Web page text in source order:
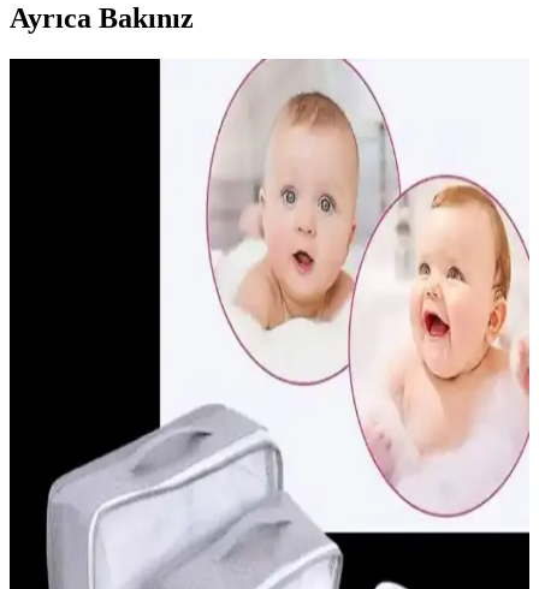
Ayrıca Bakınız
Demir Takviyesi ve Kullanım Rehberi: Çocuklar ve
Hamileler İçin Önemli Bilgiler
Demir takviyesi, yüksek ihtiyaç duyan gruplar için önemli, içerik ve
kullanım şekli çeşitlidir. Doğru doz ve ürün seçimiyle sağlığı
Bebeklerde Güvenli ve Nazik Burun Aspiratörü
Kullanımı: Seçim ve Uygulama İpuçları
Bebeklerde burun tıkanıklığını hafifletmek için güvenli ve nazik
burun aspiratörleri tercih edilmeli. Doğru kullanım ve hijyen
kurallarıyla bebeğin sağlığı korunur.
Dudak Şeklinde Emzikler: Kozmetik ve Estetikte
Yeni Trendler ve Tasarım Özellikleri
Dudak şekilli emzikler, estetik ve kozmetik alanında yeni trendler
yaratırken, sevimli tasarımları ve kullanım pratikliğiyle öne çıkıyor.
Güvenli malzemelerle üretilen bu ürünler, hem çocuklar hem de stil
sahipleri için ideal.